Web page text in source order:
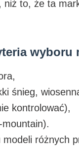
to, że ta
wyboru
śnieg,
kontrolować),
różnych